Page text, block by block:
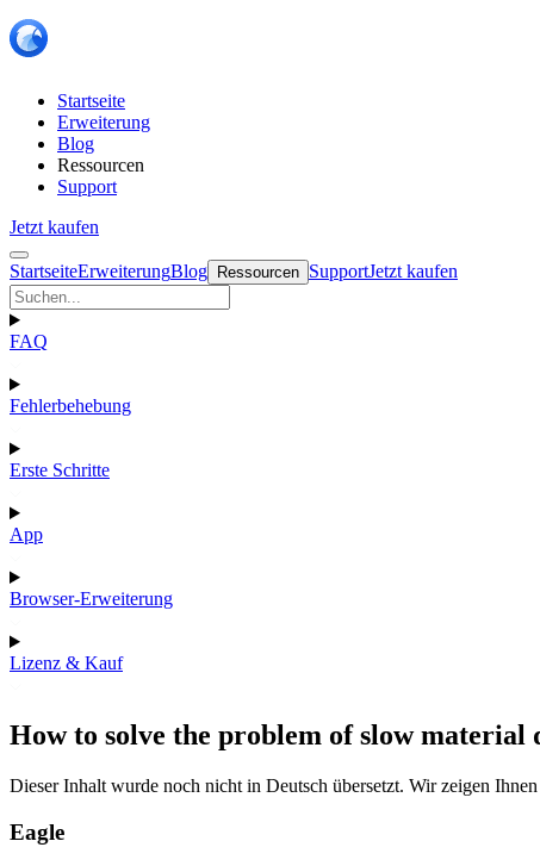
Startseite
Erweiterung
Blog
Ressourcen
Support
Jetzt kaufen
StartseiteErweiterungBlog Ressourcen SupportJetzt kaufen
FAQ
Fehlerbehebung
Erste Schritte
App
Browser-Erweiterung
Lizenz & Kauf
How to solve the problem of slow material
Dieser Inhalt wurde noch nicht in Deutsch übersetzt. Wir zeigen
Eagle